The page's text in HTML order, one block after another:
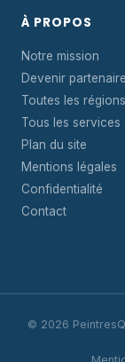
À PROPOS
Notre mission
Devenir partenaire
Toutes les régions
Tous les services
Plan du site
Mentions légales
Confidentialité
Contact
© 2026